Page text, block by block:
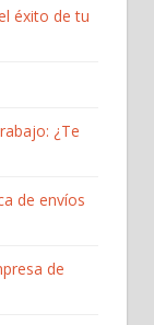
éxito de tu
¿Te
de envíos
de